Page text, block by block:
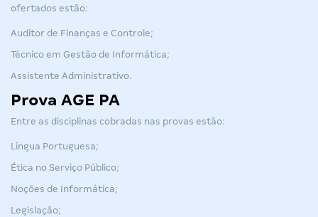
ofertados estão:
Auditor de Finanças e Controle;
Técnico em Gestão de Informática;
Assistente Administrativo.
Prova AGE PA
Entre as disciplinas cobradas nas provas estão:
Língua Portuguesa;
Ética no Serviço Público;
Noções de Informática;
Legislação;